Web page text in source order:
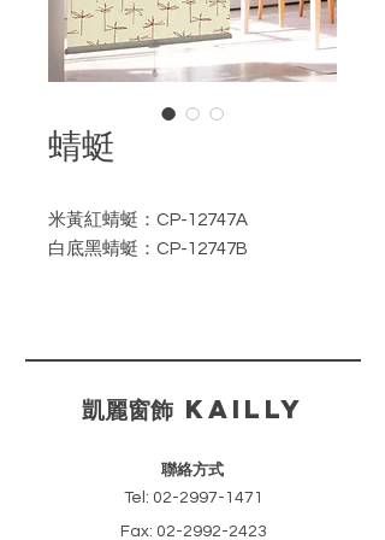
蜻蜓
米黃紅蜻蜓：CP-12747A
白底黑蜻蜓：CP-12747B
​凱麗窗飾 KAILLY
聯絡方式
Tel: 02-2997-1471
Fax: 02-2992-2423